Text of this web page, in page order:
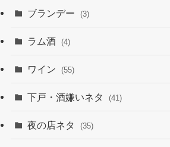
ブランデー (3)
ラム酒 (4)
ワイン (55)
下戸・酒嫌いネタ (41)
夜の店ネタ (35)